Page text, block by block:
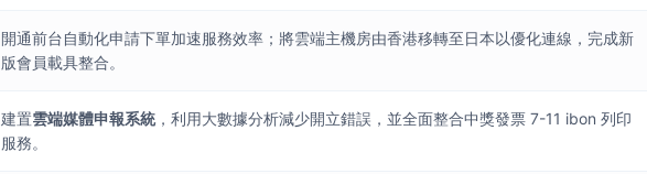
開通前台自動化申請下單加速服務效率；將雲端主機房由香港移轉至日本以優化連線，完成新
版會員載具整合。
建置雲端媒體申報系統，利用大數據分析減少開立錯誤，並全面整合中獎發票 7-11 ibon 列印
服務。